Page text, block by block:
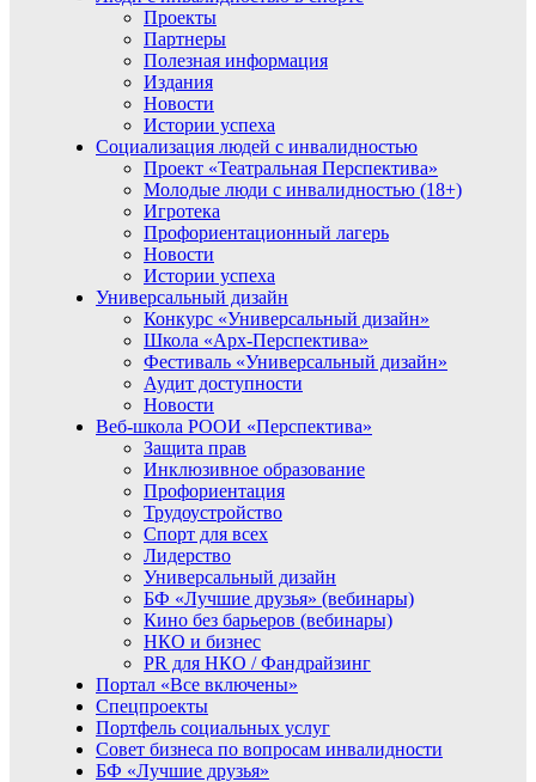
Проекты
Партнеры
Полезная информация
Издания
Новости
Истории успеха
Социализация людей с инвалидностью
Проект «Театральная Перспектива»
Молодые люди с инвалидностью (18+)
Игротека
Профориентационный лагерь
Новости
Истории успеха
Универсальный дизайн
Конкурс «Универсальный дизайн»
Школа «Арх-Перспектива»
Фестиваль «Универсальный дизайн»
Аудит доступности
Новости
Веб-школа РООИ «Перспектива»
Защита прав
Инклюзивное образование
Профориентация
Трудоустройство
Спорт для всех
Лидерство
Универсальный дизайн
БФ «Лучшие друзья» (вебинары)
Кино без барьеров (вебинары)
НКО и бизнес
PR для НКО / Фандрайзинг
Портал «Все включены»
Спецпроекты
Портфель социальных услуг
Совет бизнеса по вопросам инвалидности
БФ «Лучшие друзья»